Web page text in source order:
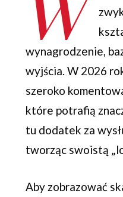
wynagrodzenie,
wyjścia. W 2026
szeroko
które potrafią
tu dodatek za
tworząc swoistą
Aby zobrazować